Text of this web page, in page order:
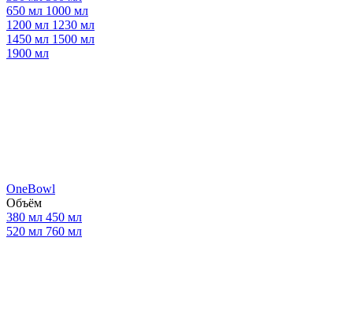
650 мл 1000 мл
1200 мл 1230 мл
1450 мл 1500 мл
1900 мл
OneBowl
Объём
380 мл 450 мл
520 мл 760 мл